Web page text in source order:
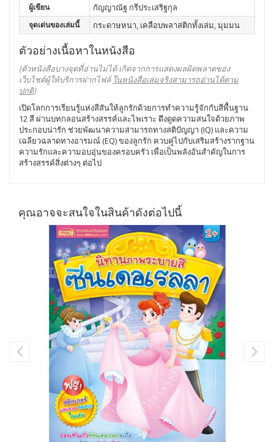
ผู้เขียน กัญญาณัฐ กรีประเสริฐกุล
จุดเด่นของเล่มนี้ กระดาษหนา, เคลือบพลาสติกทั้งเล่ม, มุมมน
ตัวอย่างเนื้อหาในหนังสือ
(ตัวหนังสือบางจุดที่อ่านไม่ได้ เกิดจากการแสดงผลผิดพลาดของ
เว็บไซต์ผู้ให้บริการฝากไฟล์ ในหนังสือเล่มจริงสามารถอ่านได้ตาม
ปกติ)
เปิดโลกการเรียนรู้แห่งสีสันให้ลูกรักด้วยการทำความรู้จักกับสีพื้นฐาน
12 สี ผ่านบทกลอนสร้างสรรค์และไพเราะ ดึงดูดความสนใจด้วยภาพ
ประกอบน่ารัก ช่วยพัฒนาความสามารถทางสติปัญญา (IQ) และความ
เฉลียวฉลาดทางอารมณ์ (EQ) ของลูกรัก ควบคู่ไปกับเสริมสร้างรากฐาน
ความรักและความอบอุ่นของครอบครัว เพื่อเป็นพลังอันสำคัญในการ
สร้างสรรค์สิ่งต่างๆ ต่อไป
คุณอาจจะสนใจในสินค้าดังต่อไปนี้